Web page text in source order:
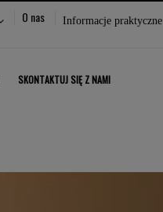
O nas
Wybierz
Informacje praktyczne
SKONTAKTUJ SIĘ Z NAMI